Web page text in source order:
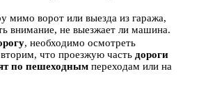
мимо ворот или выезда из гаража,
внимание, не выезжает ли машина.
, необходимо осмотреть
что проезжую часть дороги
по пешеходным переходам или на